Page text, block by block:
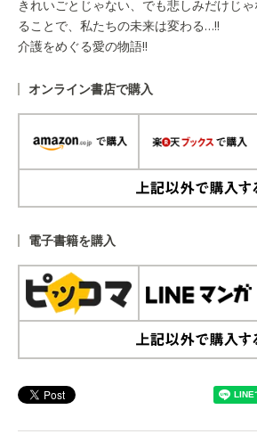
きれいごとじゃない、でも悲しみだけじ
ることで、私たちの未来は変わる…!!
介護をめぐる愛の物語!!
オンライン書店で購入
電子書籍を購入